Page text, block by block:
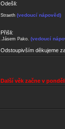
Odešli:
Straeth (vedoucí nápověd)
Přišli:
.Jásem Pako. (vedoucí
Odstoupivším děkujeme
Další věk začne v